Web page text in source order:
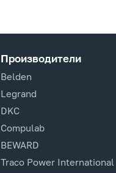
Производители
Belden
Legrand
DKC
Compulab
BEWARD
Traco Power International